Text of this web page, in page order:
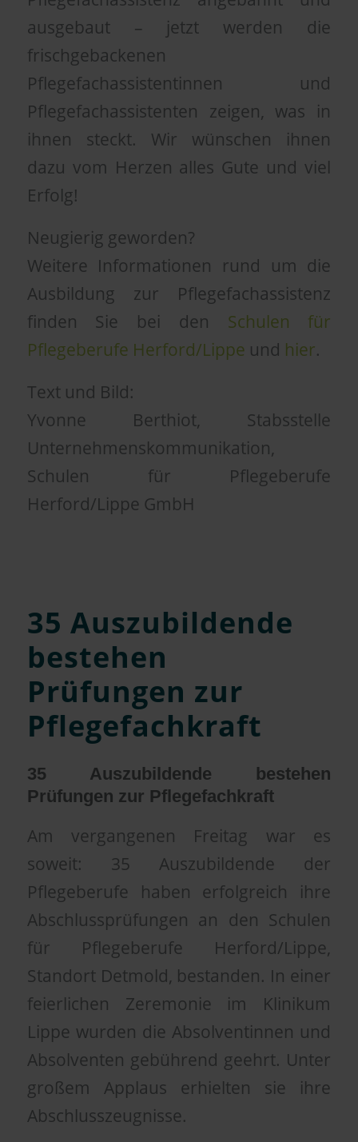
ausgebaut – jetzt werden die
frischgebackenen
Pflegefachassistentinnen und
Pflegefachassistenten zeigen, was in
ihnen steckt. Wir wünschen ihnen
dazu vom Herzen alles Gute und viel
Erfolg!
Neugierig geworden?
Weitere Informationen rund um die
Ausbildung zur Pflegefachassistenz
finden Sie bei den Schulen für
Pflegeberufe Herford/Lippe und hier.
Text und Bild:
Yvonne Berthiot, Stabsstelle
Unternehmenskommunikation,
Schulen für Pflegeberufe
Herford/Lippe GmbH
35 Auszubildende
bestehen
Prüfungen zur
Pflegefachkraft
35 Auszubildende bestehen
Prüfungen zur Pflegefachkraft
Am vergangenen Freitag war es
soweit: 35 Auszubildende der
Pflegeberufe haben erfolgreich ihre
Abschlussprüfungen an den Schulen
für Pflegeberufe Herford/Lippe,
Standort Detmold, bestanden. In einer
feierlichen Zeremonie im Klinikum
Lippe wurden die Absolventinnen und
Absolventen gebührend geehrt. Unter
großem Applaus erhielten sie ihre
Abschlusszeugnisse.